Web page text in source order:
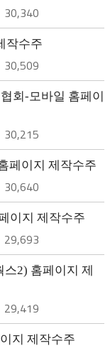
30,340
작수주
30,509
회-모바일 홈페이
30,215
페이지 제작수주
30,640
이지 제작수주
29,693
2) 홈페이지 제
29,419
지 제작수주